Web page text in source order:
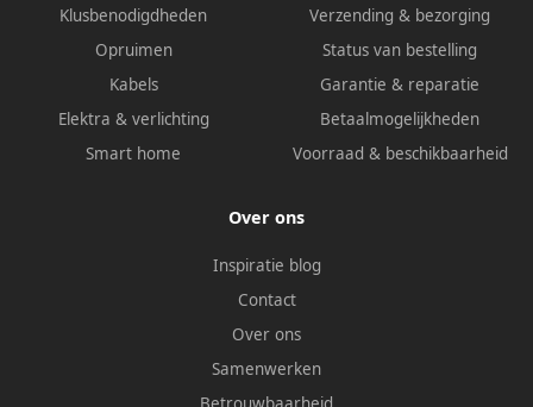
Klusbenodigdheden
Opruimen
Kabels
Elektra & verlichting
Smart home
Verzending & bezorging
Status van bestelling
Garantie & reparatie
Betaalmogelijkheden
Voorraad & beschikbaarheid
Over ons
Inspiratie blog
Contact
Over ons
Samenwerken